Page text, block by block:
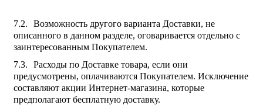
Возможность другого варианта Доставки, не
описанного в данном разделе, оговаривается отдельно с
заинтересованным Покупателем.
Расходы по Доставке товара, если они
предусмотрены, оплачиваются Покупателем. Исключение
составляют акции Интернет-магазина, которые
предполагают бесплатную доставку.